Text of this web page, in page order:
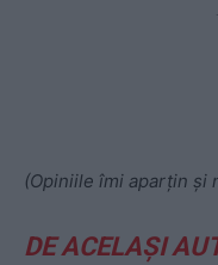
(Opiniile îmi aparțin și
DE ACELAȘI